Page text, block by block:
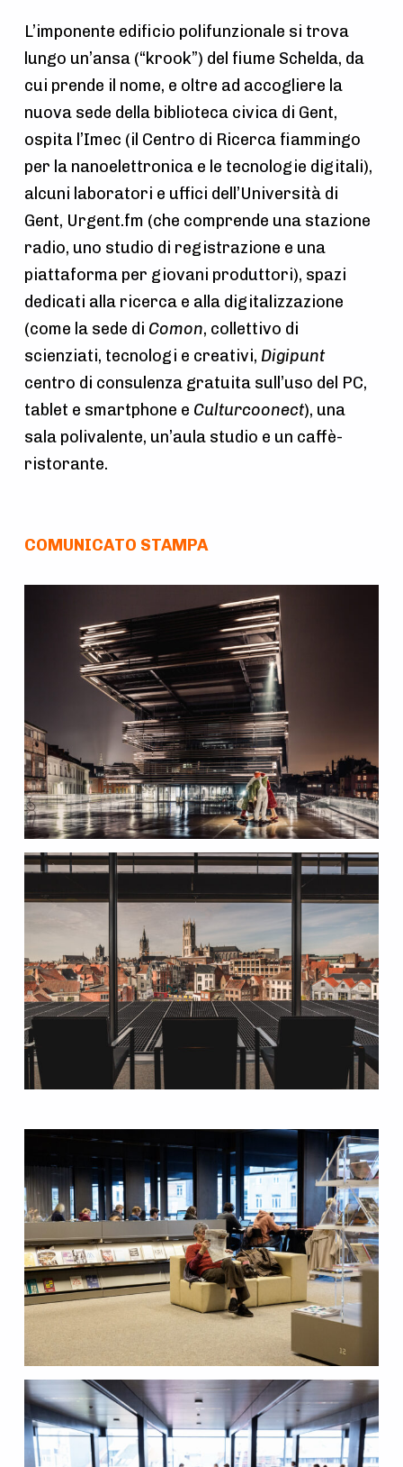
L’imponente edificio polifunzionale si trova
lungo un’ansa (“krook”) del fiume Schelda, da
cui prende il nome, e oltre ad accogliere la
nuova sede della biblioteca civica di Gent,
ospita l’Imec (il Centro di Ricerca fiammingo
per la nanoelettronica e le tecnologie digitali),
alcuni laboratori e uffici dell’Università di
Gent, Urgent.fm (che comprende una stazione
radio, uno studio di registrazione e una
piattaforma per giovani produttori), spazi
dedicati alla ricerca e alla digitalizzazione
(come la sede di Comon, collettivo di
scienziati, tecnologi e creativi, Digipunt
centro di consulenza gratuita sull’uso del PC,
tablet e smartphone e Culturcoonect), una
sala polivalente, un’aula studio e un caffè-
ristorante.
COMUNICATO STAMPA